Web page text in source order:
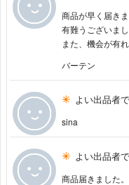
商品が早く届き
有難うございま
また、機会が有
バーテン
よい出品者
sina
よい出品者
商品届きました。